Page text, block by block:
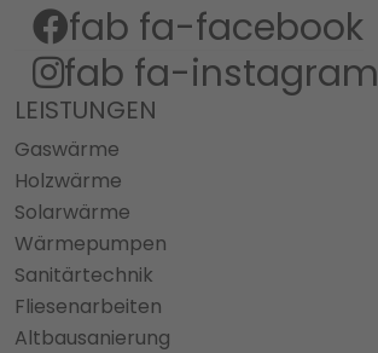
fab fa-facebook
fab fa-instagram
LEISTUNGEN
Gaswärme
Holzwärme
Solarwärme
Wärmepumpen
Sanitärtechnik
Fliesenarbeiten
Altbausanierung